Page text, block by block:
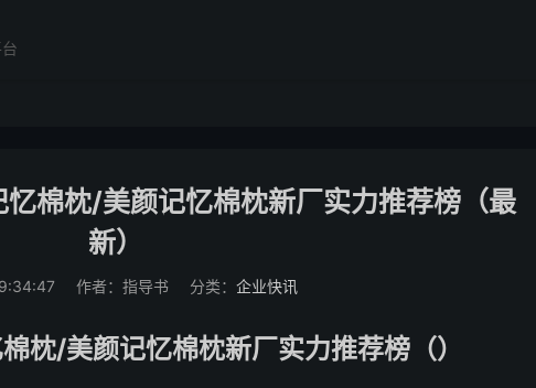
棉枕/美颜记忆棉枕新厂实力推荐榜（最
新）
作者：指导书 分类： 企业快讯
枕/美颜记忆棉枕新厂实力推荐榜（）